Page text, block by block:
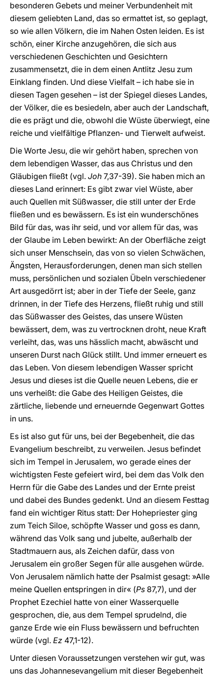
besonderen Gebets und meiner Verbundenheit mit
diesem geliebten Land, das so ermattet ist, so geplagt,
so wie allen Völkern, die im Nahen Osten leiden. Es ist
schön, einer Kirche anzugehören, die sich aus
verschiedenen Geschichten und Gesichtern
zusammensetzt, die in dem einen Antlitz Jesu zum
Einklang finden. Und diese Vielfalt – ich habe sie in
diesen Tagen gesehen – ist der Spiegel dieses Landes,
der Völker, die es besiedeln, aber auch der Landschaft,
die es prägt und die, obwohl die Wüste überwiegt, eine
reiche und vielfältige Pflanzen- und Tierwelt aufweist.
Die Worte Jesu, die wir gehört haben, sprechen von
dem lebendigen Wasser, das aus Christus und den
Gläubigen fließt (vgl. Joh 7,37-39). Sie haben mich an
dieses Land erinnert: Es gibt zwar viel Wüste, aber
auch Quellen mit Süßwasser, die still unter der Erde
fließen und es bewässern. Es ist ein wunderschönes
Bild für das, was ihr seid, und vor allem für das, was
der Glaube im Leben bewirkt: An der Oberfläche zeigt
sich unser Menschsein, das von so vielen Schwächen,
Ängsten, Herausforderungen, denen man sich stellen
muss, persönlichen und sozialen Übeln verschiedener
Art ausgedörrt ist; aber in der Tiefe der Seele, ganz
drinnen, in der Tiefe des Herzens, fließt ruhig und still
das Süßwasser des Geistes, das unsere Wüsten
bewässert, dem, was zu vertrocknen droht, neue Kraft
verleiht, das, was uns hässlich macht, abwäscht und
unseren Durst nach Glück stillt. Und immer erneuert es
das Leben. Von diesem lebendigen Wasser spricht
Jesus und dieses ist die Quelle neuen Lebens, die er
uns verheißt: die Gabe des Heiligen Geistes, die
zärtliche, liebende und erneuernde Gegenwart Gottes
in uns.
Es ist also gut für uns, bei der Begebenheit, die das
Evangelium beschreibt, zu verweilen. Jesus befindet
sich im Tempel in Jerusalem, wo gerade eines der
wichtigsten Feste gefeiert wird, bei dem das Volk den
Herrn für die Gabe des Landes und der Ernte preist
und dabei des Bundes gedenkt. Und an diesem Festtag
fand ein wichtiger Ritus statt: Der Hohepriester ging
zum Teich Siloe, schöpfte Wasser und goss es dann,
während das Volk sang und jubelte, außerhalb der
Stadtmauern aus, als Zeichen dafür, dass von
Jerusalem ein großer Segen für alle ausgehen würde.
Von Jerusalem nämlich hatte der Psalmist gesagt: »Alle
meine Quellen entspringen in dir« (Ps 87,7), und der
Prophet Ezechiel hatte von einer Wasserquelle
gesprochen, die, aus dem Tempel sprudelnd, die
ganze Erde wie ein Fluss bewässern und befruchten
würde (vgl. Ez 47,1-12).
Unter diesen Voraussetzungen verstehen wir gut, was
uns das Johannesevangelium mit dieser Begebenheit